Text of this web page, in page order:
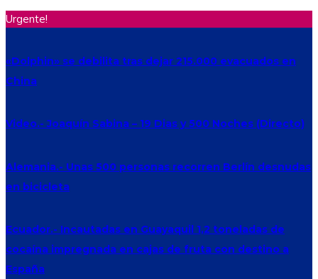
Urgente!
«Dolphin» se debilita tras dejar 215.000 evacuados en
China
Video.- Joaquín Sabina – 19 Dias y 500 Noches (Directo)
Alemania.- Unas 500 personas recorren Berlín desnudas
en bicicleta
Ecuador.- Incautadas en Guayaquil 1,2 toneladas de
cocaína impregnada en cajas de fruta con destino a
España